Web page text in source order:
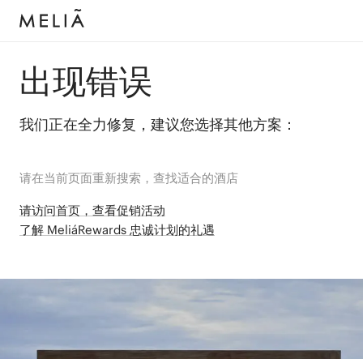
出现错误
我们正在全力修复，建议您选择其他方案：
请在当前页面重新搜索，查找适合的酒店
请访问首页，查看促销活动
了解 MeliáRewards 忠诚计划的礼遇